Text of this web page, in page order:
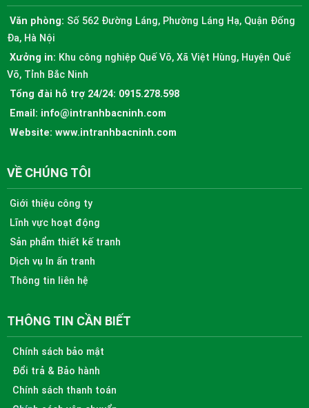
Văn phòng: Số 562 Đường Láng, Phường Láng Hạ, Quận Đống
Đa, Hà Nội
Xưởng in: Khu công nghiệp Quế Võ, Xã Việt Hùng, Huyện Quế
Võ, Tỉnh Bắc Ninh
Tổng đài hỗ trợ 24/24: 0915.278.598
Email: info@intranhbacninh.com
Website: www.intranhbacninh.com
VỀ CHÚNG TÔI
Giới thiệu công ty
Lĩnh vực hoạt động
Sản phẩm thiết kế tranh
Dịch vụ In ấn tranh
Thông tin liên hệ
THÔNG TIN CẦN BIẾT
Chính sách bảo mật
Đổi trả & Bảo hành
Chính sách thanh toán